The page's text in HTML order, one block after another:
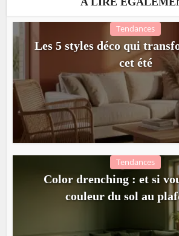
Tendances
Les 5 styles déco qui
cet été
Tendances
Color drenching : et si
couleur du sol au